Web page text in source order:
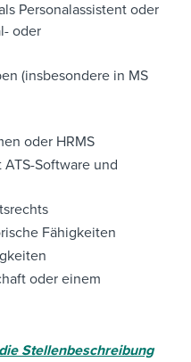
Personalassistent oder
oder
(insbesondere in MS
oder HRMS
Software und
Fähigkeiten
oder einem
Stellenbeschreibung